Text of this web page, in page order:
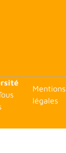
<none>
Mentions
légales